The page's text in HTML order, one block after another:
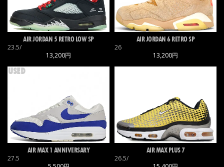
AIR JORDAN 5 RETRO LOW SP
23.5/
13,200円
AIR JORDAN 6 RETRO SP
26
13,200円
USED
AIR MAX 1 ANNIVERSARY
27.5
AIR MAX PLUS 7
26.5/